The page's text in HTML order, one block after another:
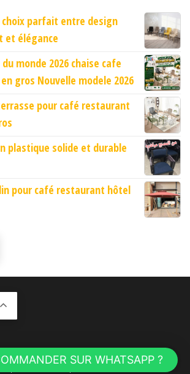
choix parfait entre design
et élégance
monde 2026 chaise cafe
gros Nouvelle modele 2026
pour café restaurant
plastique solide et durable
pour café restaurant hôtel
parWordPress |Thème :Envo eCommerce
SUR WHATSAPP ?